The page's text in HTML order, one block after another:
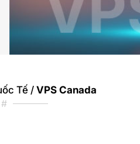
Tế / VPS Canada
#